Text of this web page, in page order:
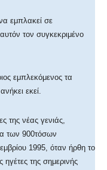
εμπλακεί σε
τον συγκεκριμένο
εμπλεκόμενος τα
εκεί.
της νέας γενιάς,
των 900τόσων
1995, όταν ήρθη το
της σημερινής